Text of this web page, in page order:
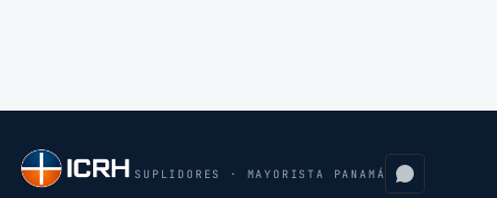
SUPLIDORES · MAYORISTA PANAMÁ